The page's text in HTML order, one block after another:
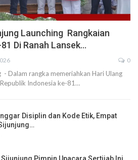
Launching Rangkaian
Di Ranah Lansek…
0
- Dalam rangka memeriahkan Hari Ulang
Indonesia ke-81…
Disiplin dan Kode Etik, Empat